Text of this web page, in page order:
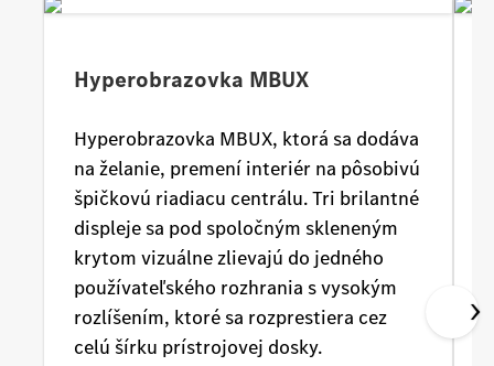
Hyperobrazovka MBUX
Hyperobrazovka MBUX, ktorá sa dodáva
na želanie, premení interiér na pôsobivú
špičkovú riadiacu centrálu. Tri brilantné
displeje sa pod spoločným skleneným
krytom vizuálne zlievajú do jedného
používateľského rozhrania s vysokým
rozlíšením, ktoré sa rozprestiera cez
celú šírku prístrojovej dosky.